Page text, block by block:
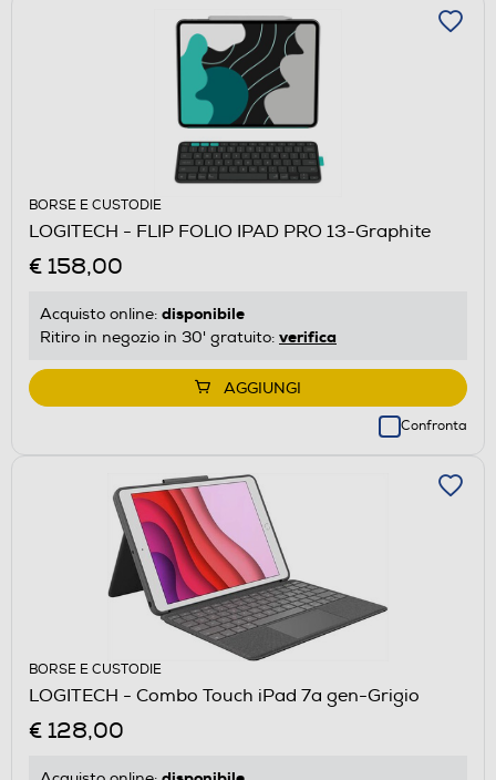
BORSE E CUSTODIE
LOGITECH - FLIP FOLIO IPAD PRO 13-Graphite
€ 158,00
Acquisto online: disponibile
Ritiro in negozio in 30' gratuito: verifica
AGGIUNGI
Confronta
BORSE E CUSTODIE
LOGITECH - Combo Touch iPad 7a gen-Grigio
€ 128,00